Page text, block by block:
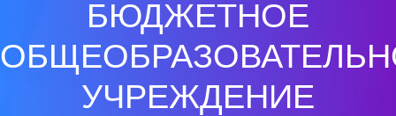
БЮДЖЕТНОЕ
УЧРЕЖДЕНИЕ